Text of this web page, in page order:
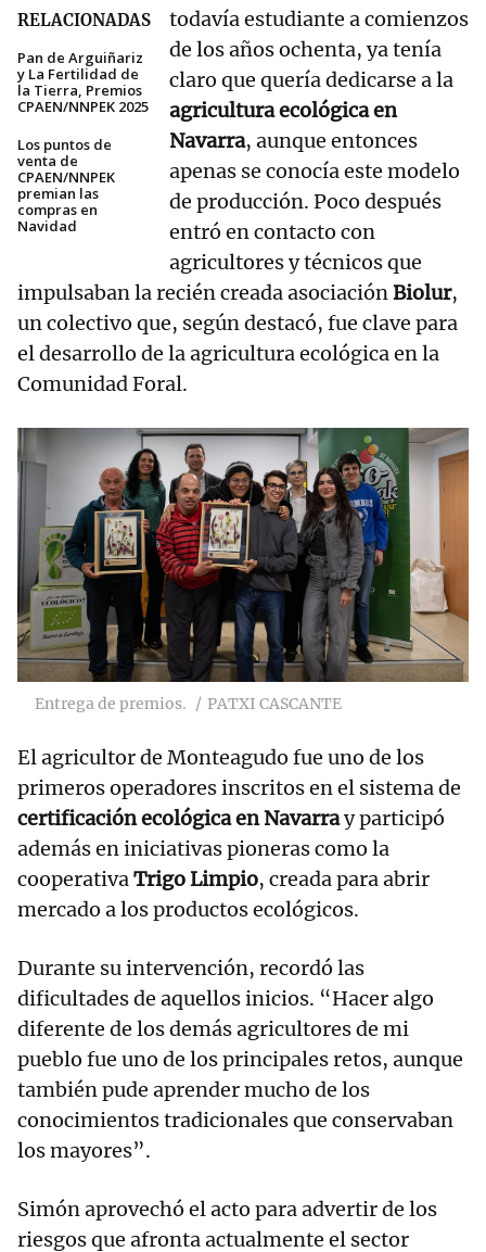
RELACIONADAS
Pan de Arguiñariz
y La Fertilidad de
la Tierra, Premios
CPAEN/NNPEK 2025
Los puntos de
venta de
CPAEN/NNPEK
premian las
compras en
Navidad
todavía estudiante a comienzos
de los años ochenta, ya tenía
claro que quería dedicarse a la
agricultura ecológica en
Navarra, aunque entonces
apenas se conocía este modelo
de producción. Poco después
entró en contacto con
agricultores y técnicos que
impulsaban la recién creada asociaciónBiolur,
un colectivo que, según destacó, fue clave para
el desarrollo de la agricultura ecológica en la
Comunidad Foral.
Entrega de premios. PATXI CASCANTE
El agricultor de Monteagudo fue uno de los
primeros operadores inscritos en el sistema de
certificación ecológica en Navarray participó
además en iniciativas pioneras como la
cooperativaTrigo Limpio, creada para abrir
mercado a los productos ecológicos.
Durante su intervención, recordó las
dificultades de aquellos inicios. “Hacer algo
diferente de los demás agricultores de mi
pueblo fue uno de los principales retos, aunque
también pude aprender mucho de los
conocimientos tradicionales que conservaban
los mayores”.
Simón aprovechó el acto para advertir de los
riesgos que afronta actualmente el sector